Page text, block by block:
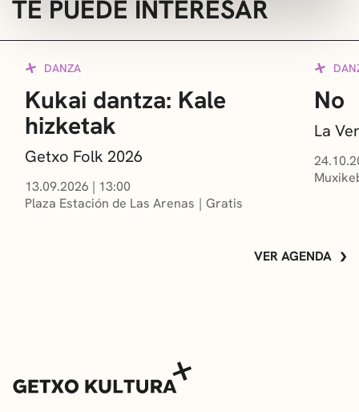
TE PUEDE INTERESAR
DANZA
Kukai dantza: Kale
hizketak
Getxo Folk 2026
13.09.2026 | 13:00
Plaza Estación de Las Arenas
Gratis
No
La
VER AGENDA